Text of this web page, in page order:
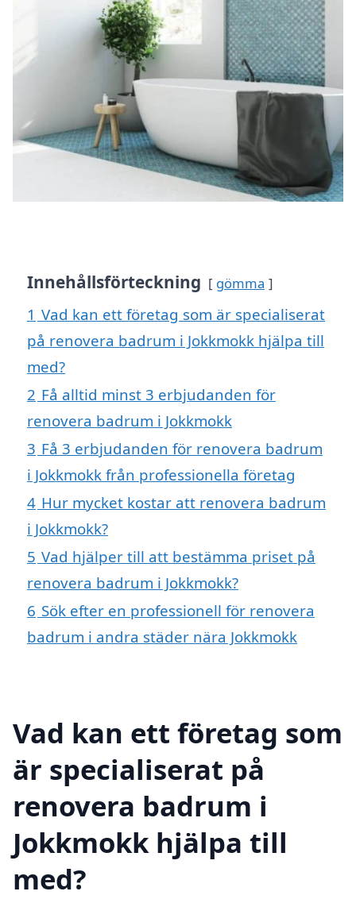
Innehållsförteckning gömma
1 Vad kan ett företag som är specialiserat
på renovera badrum i Jokkmokk hjälpa till
med?
2 Få alltid minst 3 erbjudanden för
renovera badrum i Jokkmokk
3 Få 3 erbjudanden för renovera badrum
i Jokkmokk från professionella företag
4 Hur mycket kostar att renovera badrum
i Jokkmokk?
5 Vad hjälper till att bestämma priset på
renovera badrum i Jokkmokk?
6 Sök efter en professionell för renovera
badrum i andra städer nära Jokkmokk
Vad kan ett företag som
är specialiserat på
renovera badrum i
Jokkmokk hjälpa till
med?